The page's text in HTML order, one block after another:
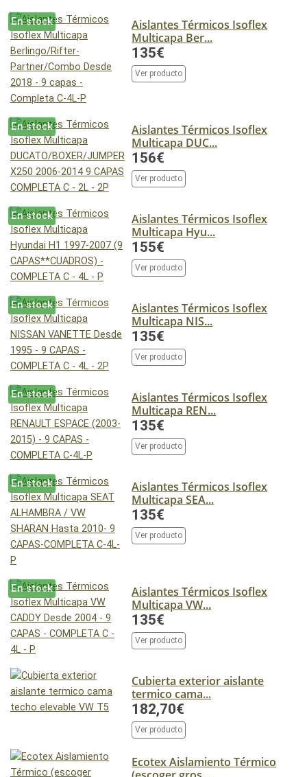
En stock
Aislantes Térmicos Isoflex
Multicapa Ber...
135€
Ver producto
En stock
Aislantes Térmicos Isoflex
Multicapa DUC...
156€
Ver producto
En stock
Aislantes Térmicos Isoflex
Multicapa Hyu...
155€
Ver producto
En stock
Aislantes Térmicos Isoflex
Multicapa NIS...
135€
Ver producto
En stock
Aislantes Térmicos Isoflex
Multicapa REN...
135€
Ver producto
En stock
Aislantes Térmicos Isoflex
Multicapa SEA...
135€
Ver producto
En stock
Aislantes Térmicos Isoflex
Multicapa VW...
135€
Ver producto
Cubierta exterior aislante
termico cama...
182,70€
Ver producto
Ecotex Aislamiento Térmico